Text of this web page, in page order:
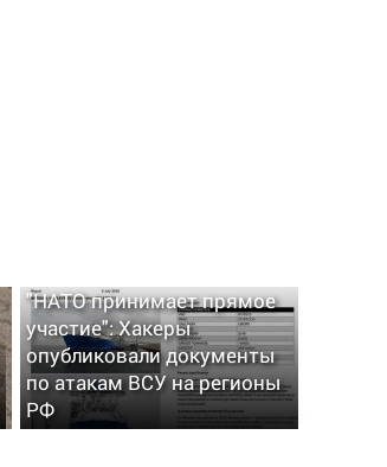
"НАТО принимает прямое
участие": Хакеры
опубликовали документы
по атакам ВСУ на регионы
РФ